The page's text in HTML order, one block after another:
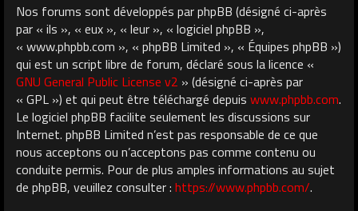
Nos forums sont développés par phpBB (désigné ci-après
par « ils », « eux », « leur », « logiciel phpBB »,
« www.phpbb.com », « phpBB Limited », « Équipes phpBB »)
qui est un script libre de forum, déclaré sous la licence «
GNU General Public License v2 » (désigné ci-après par
« GPL ») et qui peut être téléchargé depuis www.phpbb.com.
Le logiciel phpBB facilite seulement les discussions sur
Internet. phpBB Limited n’est pas responsable de ce que
nous acceptons ou n’acceptons pas comme contenu ou
conduite permis. Pour de plus amples informations au sujet
de phpBB, veuillez consulter : https://www.phpbb.com/.